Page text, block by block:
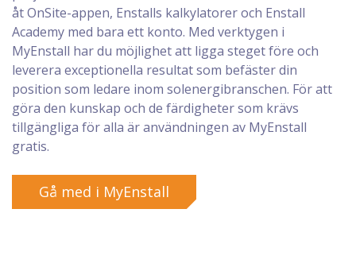
åt OnSite-appen, Enstalls kalkylatorer och Enstall
Academy med bara ett konto. Med verktygen i
MyEnstall har du möjlighet att ligga steget före och
leverera exceptionella resultat som befäster din
position som ledare inom solenergibranschen. För att
göra den kunskap och de färdigheter som krävs
tillgängliga för alla är användningen av MyEnstall
gratis.
Gå med i MyEnstall